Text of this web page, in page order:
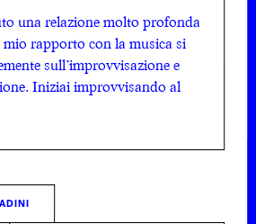
una relazione molto profonda
rapporto con la musica si
sull’improvvisazione e
Iniziai improvvisando al